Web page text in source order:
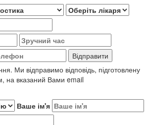
Ми відправимо відповідь, підготовлену
на вказаний Вами email
Ваше ім'я